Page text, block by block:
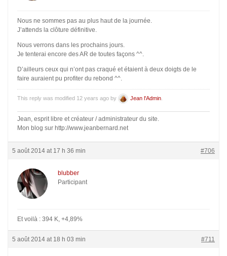
Nous ne sommes pas au plus haut de la journée.
J’attends la clôture définitive.
Nous verrons dans les prochains jours.
Je tenterai encore des AR de toutes façons ^^.
D’ailleurs ceux qui n’ont pas craqué et étaient à deux doigts de le
faire auraient pu profiter du rebond ^^.
This reply was modified 12 years ago by Jean l'Admin
Jean, esprit libre et créateur / administrateur du site.
Mon blog sur http://www.jeanbernard.net
5 août 2014 at 17 h 36 min #706
blubber
Participant
Et voilà : 394 K, +4,89%
5 août 2014 at 18 h 03 min #711